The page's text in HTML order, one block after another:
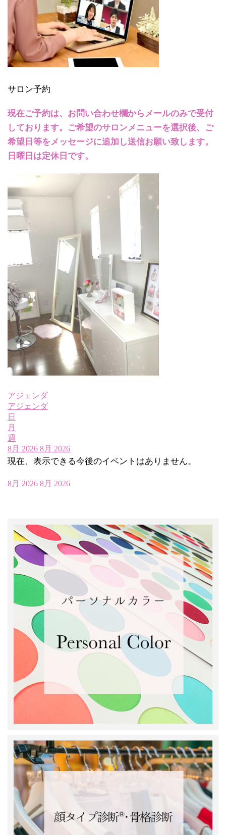
サロン予約
現在ご予約は、お問い合わせ欄からメールのみで受付
しております。ご希望のサロンメニューを選択後、ご
希望日等をメッセージに追加し送信お願い致します。
日曜日は定休日です。
アジェンダ
アジェンダ
日
月
週
8月 2026 8月 2026
現在、表示できる今後のイベントはありません。
8月 2026 8月 2026